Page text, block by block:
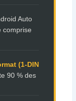
Auto
(1-DIN
90 % des